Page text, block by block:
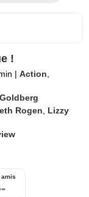
!
| Action
Rogen
Lizzy
amis